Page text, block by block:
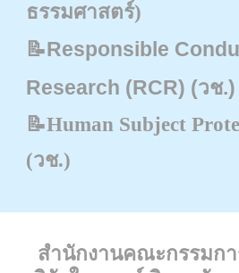
ธรรมศาสตร์)
📝Responsible
Research (RCR) (วช.)
📝Human Subject
(วช.)
สำนักงานคณะกรรมกา